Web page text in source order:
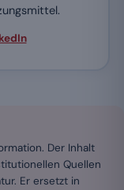
Der Inhalt
Quellen
Er ersetzt in